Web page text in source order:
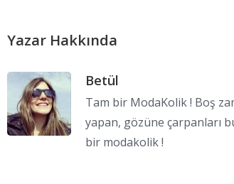
Yazar Hakkında
Betül
Tam bir ModaKolik ! Boş
yapan, gözüne çarpanları
bir modakolik !